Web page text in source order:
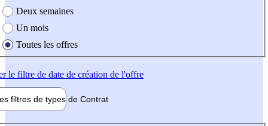
Deux semaines
Un mois
Toutes les offres
le filtre de date de création de l'offre
filtres de types de Contrat